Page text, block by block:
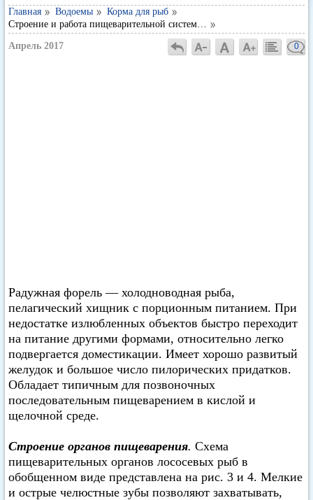
Главная Водоемы
Корма для рыб
Строение и работа пищеварительной систем…
Апрель 2017 0
Радужная форель — холодноводная рыба,
пелагический хищник с порционным питанием. При
недостатке излюбленных объектов быстро переходит
на питание другими формами, относительно легко
подвергается доместикации. Имеет хорошо развитый
желудок и большое число пилорических придатков.
Обладает типичным для позвоночных
последовательным пищеварением в кислой и
щелочной среде.
Строение органов пищеварения. Схема
пищеварительных органов лососевых рыб в
обобщенном виде представлена на рис. 3 и 4. Мелкие
и острые челюстные зубы позволяют захватывать,